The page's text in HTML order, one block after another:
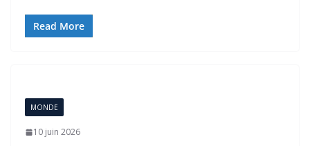
Read More
MONDE
10 juin 2026